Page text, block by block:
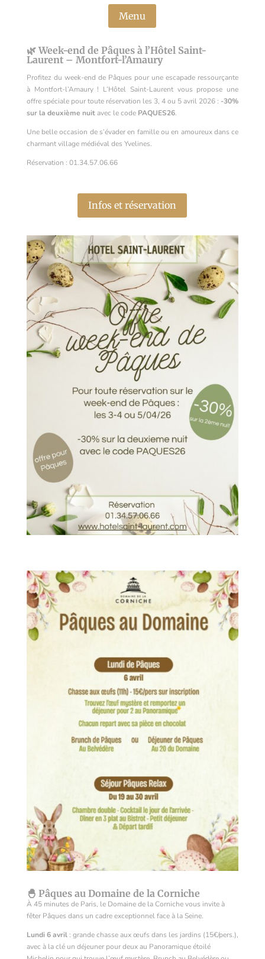
Menu
🌿 Week-end de Pâques à l’Hôtel Saint-
Laurent – Montfort-l’Amaury
Profitez du week-end de Pâques pour une escapade ressourçante
à Montfort-l’Amaury ! L’Hôtel Saint-Laurent vous propose une
offre spéciale pour toute réservation les 3, 4 ou 5 avril 2026 : -30%
sur la deuxième nuitavec le code PAQUES26.
Une belle occasion de s’évader en famille ou en amoureux dans ce
charmant village médiéval des Yvelines.
Réservation : 01.34.57.06.66
Infos et réservation
🐣 Pâques au Domaine de la Corniche
À 45 minutes de Paris, le Domaine de la Corniche vous invite à
fêter Pâques dans un cadre exceptionnel face à la Seine.
Lundi 6 avril: grande chasse aux œufs dans les jardins (15€/pers.),
avec à la clé un déjeuner pour deux au Panoramique étoilé